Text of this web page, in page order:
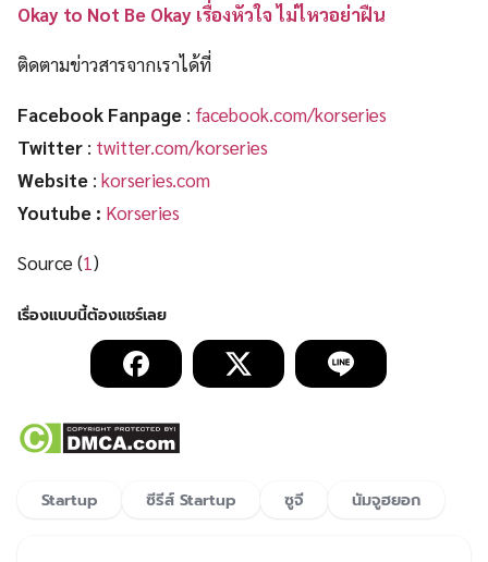
Okay to Not Be Okay เรื่องหัวใจ ไม่ไหวอย่าฝืน
ติดตามข่าวสารจากเราได้ที่
Facebook Fanpage : facebook.com/korseries
Twitter : twitter.com/korseries
Website : korseries.com
Youtube : Korseries
Source (1)
Startup ซีรีส์ Startup ซูจี นัมจูฮยอก